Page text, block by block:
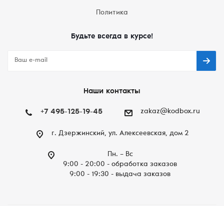
Политика
Будьте всегда в курсе!
Наши контакты
+7 495-125-19-45 zakaz@kodbox.ru
г. Дзержинский, ул. Алексеевская, дом 2
Пн. – Вc
9:00 - 20:00 - обработка заказов
9:00 - 19:30 - выдача заказов